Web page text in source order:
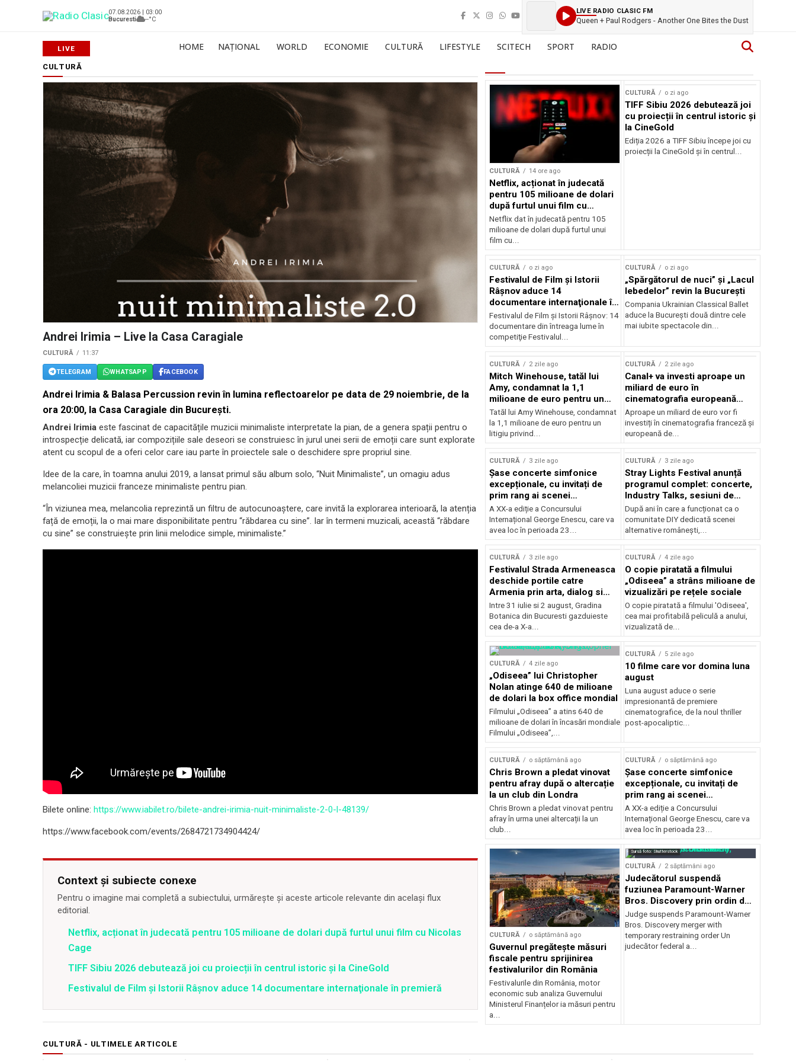
07.08.2026 | 03:00
Bucuresti
--°C
LIVE RADIO CLASIC FM
Queen + Paul Rodgers - Another One Bites the Dust
HOME NAȚIONAL WORLD ECONOMIE CULTURĂ LIFESTYLE SCITECH SPORT RADIO
CULTURĂ
Andrei Irimia – Live la Casa Caragiale
CULTURĂ 11:37
TELEGRAM WHATSAPP FACEBOOK
Andrei Irimia & Balasa Percussion revin în lumina reflectoarelor pe data de 29 noiembrie, de la
ora 20:00, la Casa Caragiale din București.
Andrei Irimia este fascinat de capacitățile muzicii minimaliste interpretate la pian, de a genera spații pentru o
introspecție delicată, iar compozițiile sale deseori se construiesc în jurul unei serii de emoții care sunt explorate
atent cu scopul de a oferi celor care iau parte în proiectele sale o deschidere spre propriul sine.
Idee de la care, în toamna anului 2019, a lansat primul său album solo, “Nuit Minimaliste”, un omagiu adus
melancoliei muzicii franceze minimaliste pentru pian.
“În viziunea mea, melancolia reprezintă un filtru de autocunoaștere, care invită la explorarea interioară, la atenția
față de emoții, la o mai mare disponibilitate pentru “răbdarea cu sine”. Iar în termeni muzicali, această “răbdare
cu sine” se construiește prin linii melodice simple, minimaliste.”
Bilete online: https://www.iabilet.ro/bilete-andrei-irimia-nuit-minimaliste-2-0-l-48139/
https://www.facebook.com/events/2684721734904424/
Context și subiecte conexe
Pentru o imagine mai completă a subiectului, urmărește și aceste articole relevante din același flux
editorial.
Netflix, acționat în judecată pentru 105 milioane de dolari după furtul unui film cu Nicolas
Cage
TIFF Sibiu 2026 debutează joi cu proiecții în centrul istoric și la CineGold
Festivalul de Film şi Istorii Râşnov aduce 14 documentare internaţionale în premieră
CULTURĂ 14 ore ago
Netflix, acționat în judecată
pentru 105 milioane de dolari
după furtul unui film cu
Nicolas Cage
Netflix dat în judecată pentru 105
milioane de dolari după furtul unui
film cu...
CULTURĂ o zi ago
TIFF Sibiu 2026 debutează joi
cu proiecții în centrul istoric și
la CineGold
Ediția 2026 a TIFF Sibiu începe joi cu
proiecții la CineGold și în centrul...
CULTURĂ o zi ago
Festivalul de Film şi Istorii
Râşnov aduce 14
documentare internaţionale în
premieră
Festivalul de Film şi Istorii Râşnov: 14
documentare din întreaga lume în
competiţie Festivalul...
CULTURĂ o zi ago
„Spărgătorul de nuci” și „Lacul
lebedelor” revin la București
Compania Ukrainian Classical Ballet
aduce la București două dintre cele
mai iubite spectacole din...
CULTURĂ 2 zile ago
Mitch Winehouse, tatăl lui
Amy, condamnat la 1,1
milioane de euro pentru un
litigiu pierdut
Tatăl lui Amy Winehouse, condamnat
la 1,1 milioane de euro pentru un
litigiu privind...
CULTURĂ 2 zile ago
Canal+ va investi aproape un
miliard de euro în
cinematografia europeană
până în 2032
Aproape un miliard de euro vor fi
investiți în cinematografia franceză și
europeană de...
CULTURĂ 3 zile ago
Șase concerte simfonice
excepționale, cu invitați de
prim rang ai scenei
internaționale și ansambluri
orchestrale românești de
prestigiu, în programul
Concursului Enescu 2026
A XX-a ediție a Concursului
Internațional George Enescu, care va
avea loc în perioada 23...
CULTURĂ 3 zile ago
Stray Lights Festival anunță
programul complet: concerte,
Industry Talks, sesiuni de
audiție și noi opțiuni de
participare pentru public
După ani în care a funcționat ca o
comunitate DIY dedicată scenei
alternative românești,...
CULTURĂ 3 zile ago
Festivalul Strada Armeneasca
deschide portile catre
Armenia prin arta, dialog si
patrimoniu, intre 31 iulie si 2
august, la Gradina Botanica din
Bucuresti
Intre 31 iulie si 2 august, Gradina
Botanica din Bucuresti gazduieste
cea de-a X-a...
CULTURĂ 4 zile ago
O copie piratată a filmului
„Odiseea” a strâns milioane de
vizualizări pe rețele sociale
O copie piratată a filmului 'Odiseea',
cea mai profitabilă peliculă a anului,
vizualizată de...
CULTURĂ 4 zile ago
„Odiseea” lui Christopher
Nolan atinge 640 de milioane
de dolari la box office mondial
Filmului „Odiseea” a atins 640 de
milioane de dolari în încasări mondiale
Filmului „Odiseea”,...
CULTURĂ 5 zile ago
10 filme care vor domina luna
august
Luna august aduce o serie
impresionantă de premiere
cinematografice, de la noul thriller
post-apocaliptic...
CULTURĂ o săptămână ago
Chris Brown a pledat vinovat
pentru afray după o altercație
la un club din Londra
Chris Brown a pledat vinovat pentru
afray în urma unei altercații la un
club...
CULTURĂ o săptămână ago
Șase concerte simfonice
excepționale, cu invitați de
prim rang ai scenei
internaționale și ansambluri
orchestrale românești de
prestigiu, în programul
Concursului Enescu 2026
A XX-a ediție a Concursului
Internațional George Enescu, care va
avea loc în perioada 23...
CULTURĂ o săptămână ago
Guvernul pregătește măsuri
fiscale pentru sprijinirea
festivalurilor din România
Festivalurile din România, motor
economic sub analiza Guvernului
Ministerul Finanțelor ia măsuri pentru
a...
Sursă foto: Shutterstock
CULTURĂ 2 săptămâni ago
Judecătorul suspendă
fuziunea Paramount-Warner
Bros. Discovery prin ordin de
restricție temporară
Judge suspends Paramount-Warner
Bros. Discovery merger with
temporary restraining order Un
judecător federal a...
CULTURĂ - ULTIMELE ARTICOLE